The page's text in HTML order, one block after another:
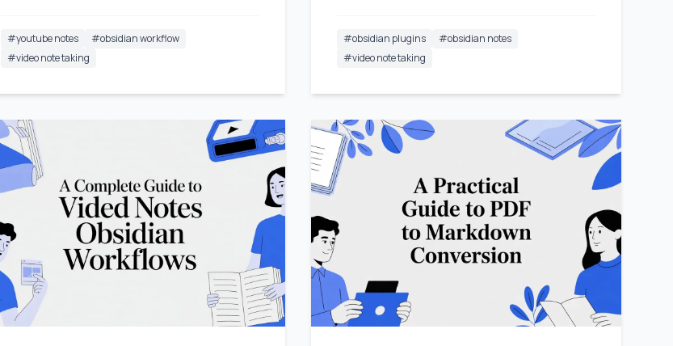
#youtube notes #obsidian workflow
#video note taking
#obsidian plugins #obsidian notes
#video note taking